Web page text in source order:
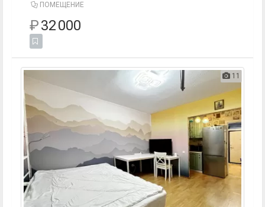
ПОМЕЩЕНИЕ
₽32 000
11